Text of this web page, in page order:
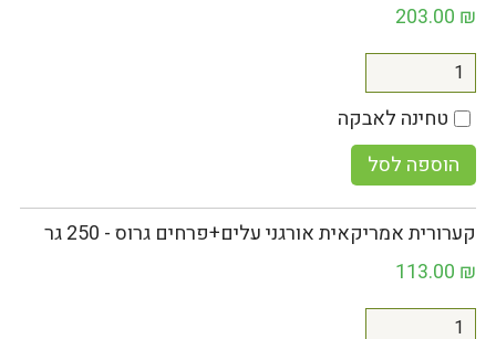
203.00 ₪
טחינה לאבקה
הוספה לסל
קערורית אמריקאית אורגני עלים+פרחים גרוס - 250 גר
113.00 ₪